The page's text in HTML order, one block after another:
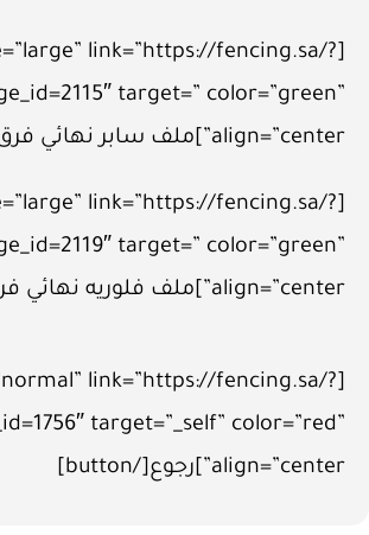
link=”https://fencing.sa/?
target=” color=”green”
align=”center”]ملف سابر نهائي فرق[/button]
link=”https://fencing.sa/?
target=” color=”green”
align=”center”]ملف فلوريه نهائي فرق[/button]
link=”https://fencing.sa/?
target=”_self” color=”red”
align=”center”]رجوع[/button]